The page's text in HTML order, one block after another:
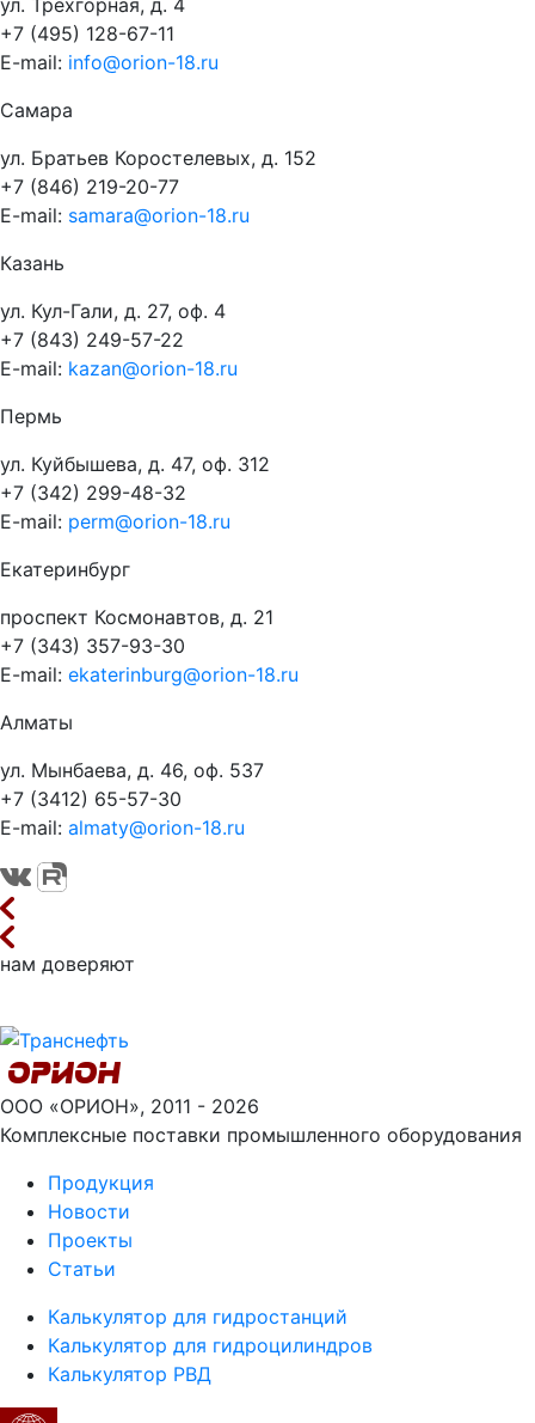
+7 (495) 128-67-11
E-mail: info@orion-18.ru
Самара
ул. Братьев Коростелевых, д. 152
+7 (846) 219-20-77
E-mail: samara@orion-18.ru
Казань
ул. Кул-Гали, д. 27, оф. 4
+7 (843) 249-57-22
E-mail: kazan@orion-18.ru
Пермь
ул. Куйбышева, д. 47, оф. 312
+7 (342) 299-48-32
E-mail: perm@orion-18.ru
Екатеринбург
проспект Космонавтов, д. 21
+7 (343) 357-93-30
E-mail: ekaterinburg@orion-18.ru
Алматы
ул. Мынбаева, д. 46, оф. 537
+7 (3412) 65-57-30
E-mail: almaty@orion-18.ru
нам доверяют
ООО «ОРИОН», 2011 - 2026
Комплексные поставки промышленного оборудования
Продукция
Новости
Проекты
Статьи
Калькулятор для гидростанций
Калькулятор для гидроцилиндров
Калькулятор РВД